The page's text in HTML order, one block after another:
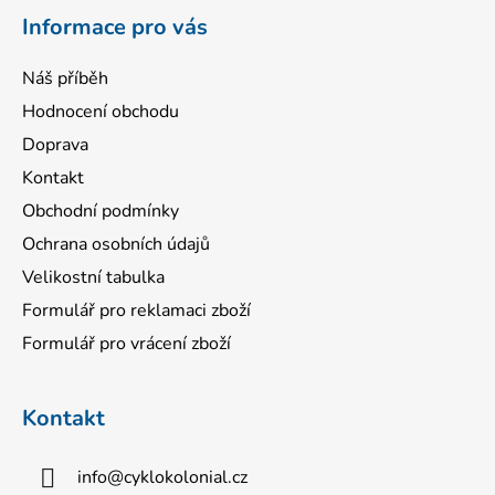
Informace pro vás
Náš příběh
Hodnocení obchodu
Doprava
Kontakt
Obchodní podmínky
Ochrana osobních údajů
Velikostní tabulka
Formulář pro reklamaci zboží
Formulář pro vrácení zboží
Kontakt
info@cyklokolonial.cz